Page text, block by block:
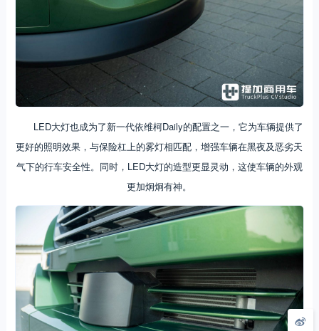
LED大灯也成为了新一代依维柯Daily的配置之一，它为车辆提供了
更好的照明效果，与保险杠上的雾灯相匹配，增强车辆在黑夜及恶劣天
气下的行车安全性。同时，LED大灯的造型更显灵动，这使车辆的外观
更加炯炯有神。